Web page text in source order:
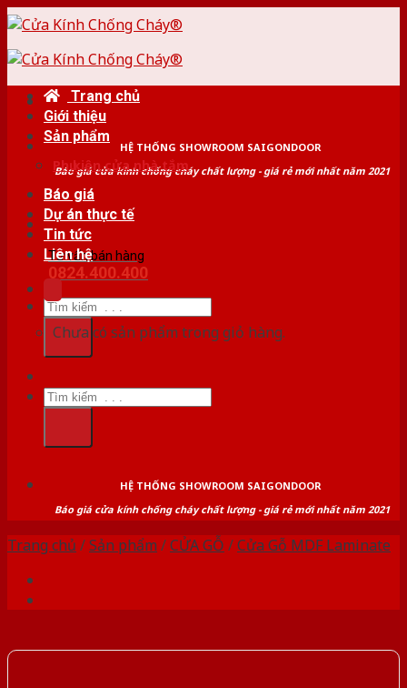
Skip
content
HỆ THỐNG SHOWROOM SAIGONDOOR
Báo giá cửa kính chống cháy chất lượng - giá rẻ mới nhất năm 2021
Tư vấn bán hàng
0824.400.400
Tìm
kiếm:
Trang chủ
Giới thiệu
Sản phẩm
Phụ kiện cửa nhà tắm
Báo giá
Dự án thực tế
Tin tức
Liên hệ
Chưa có sản phẩm trong giỏ hàng.
Tìm
kiếm:
HỆ THỐNG SHOWROOM SAIGONDOOR
Báo giá cửa kính chống cháy chất lượng - giá rẻ mới nhất năm 2021
Trang chủ /Sản phẩm /CỬA GỖ /Cửa Gỗ MDF Laminate